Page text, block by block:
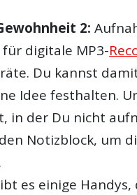
2:
digitale MP3-
Du kannst
Idee festhalten.
in der Du nicht
Notizblock, um
es einige Handys,